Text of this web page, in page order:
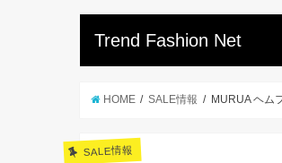
Trend Fashion Net
HOME SALE情報 MURUA ヘム
SALE情報